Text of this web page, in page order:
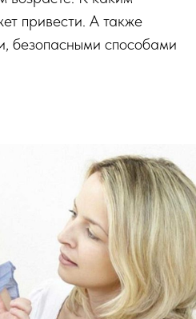
привести. А также
безопасными способами